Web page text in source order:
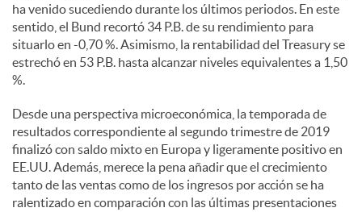
ha venido sucediendo durante los últimos periodos. En este
sentido, el Bund recortó 34 P.B. de su rendimiento para
situarlo en -0,70 %. Asimismo, la rentabilidad del Treasury se
estrechó en 53 P.B. hasta alcanzar niveles equivalentes a 1,50
%.
Desde una perspectiva microeconómica, la temporada de
resultados correspondiente al segundo trimestre de 2019
finalizó con saldo mixto en Europa y ligeramente positivo en
EE.UU. Además, merece la pena añadir que el crecimiento
tanto de las ventas como de los ingresos por acción se ha
ralentizado en comparación con las últimas presentaciones